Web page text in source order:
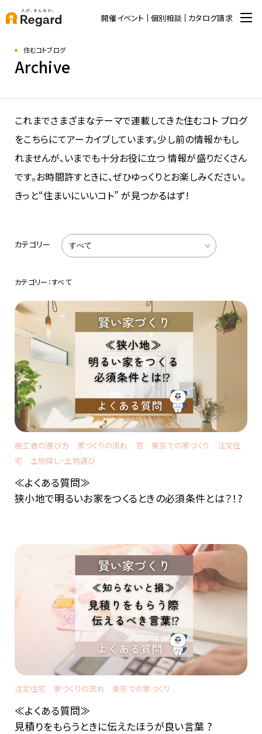
開催イベント 個別相談 カタログ請求
住むコトブログ
Archive
これまでさまざまなテーマで連載してきた住むコト ブログ
をこちらにてアーカイブしています。少し前の情報かもし
れませんが、いまでも十分お役に立つ 情報が盛りだくさん
です。お時間許すときに、ぜひゆっくりとお楽しみください。
きっと“住まいにいいコト” が見つかるはず!
カテゴリー：すべて
カテゴリー すべて
施工者の選び方 家づくりの流れ 窓 東京での家づくり
注文住
宅
土地探し・土地選び
≪よくある質問≫
狭小地で明るいお家をつくるときの必須条件とは？！?
注文住宅 家づくりの流れ 東京での家づくり
≪よくある質問≫
見積りをもらうときに伝えたほうが良い言葉 ?